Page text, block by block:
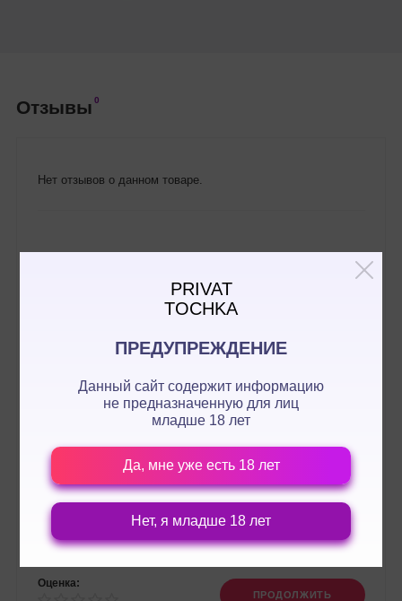
PRIVAT
TOCHKA
ПРЕДУПРЕЖДЕНИЕ
Данный сайт содержит информацию
не предназначенную для лиц
младше 18 лет
Да, мне уже есть 18 лет
Нет, я младше 18 лет
Отзывы 0
Нет отзывов о данном товаре.
Оценка:
ПРОДОЛЖИТЬ